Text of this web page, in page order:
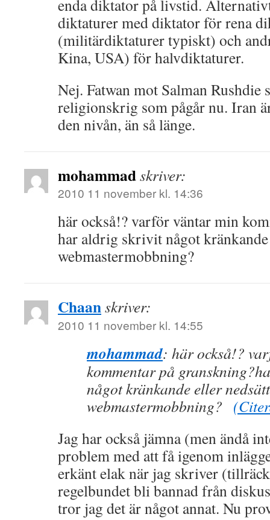
enda diktator på livstid.
diktaturer med diktator för rena
(militärdiktaturer typiskt) och
Kina, USA) för halvdiktaturer.
Nej. Fatwan mot Salman Rushdie
religionskrig som pågår nu. Iran
den nivån, än så länge.
mohammadskriver:
2010 11 november kl. 14:36
här också!? varför väntar min
har aldrig skrivit något
webmastermobbning?
Chaanskriver:
2010 11 november kl. 14:55
mohammad: här också!?
kommentar på
något kränkande eller
webmastermobbning?
Jag har också jämna (men ändå
problem med att få igenom
erkänt elak när jag skriver
regelbundet bli bannad från
tror jag det är något annat. Nu